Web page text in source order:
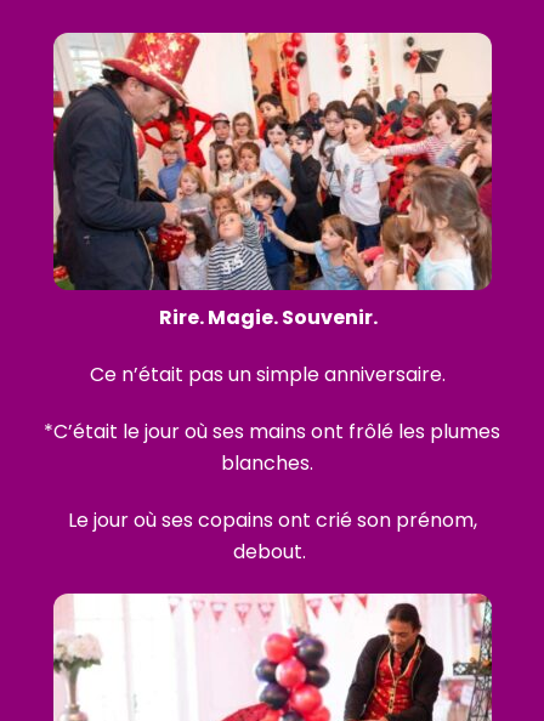
Rire. Magie. Souvenir.
Ce n’était pas un simple anniversaire.
*C’était le jour où ses mains ont frôlé les plumes
blanches.
Le jour où ses copains ont crié son prénom,
debout.